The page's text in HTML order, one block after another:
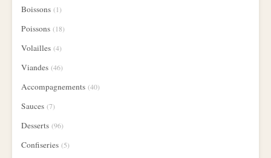
Boissons (1)
Poissons (18)
Volailles (4)
Viandes (46)
Accompagnements (40)
Sauces (7)
Desserts (96)
Confiseries (5)